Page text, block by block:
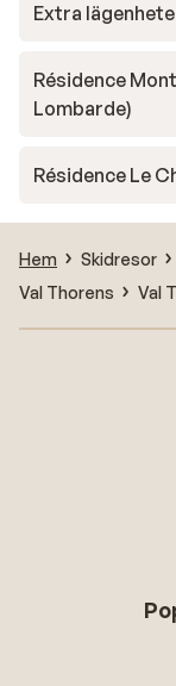
Extra
Résidence
Lombarde)
Résidence Le
Hem Skidresor
Val Thorens
Val